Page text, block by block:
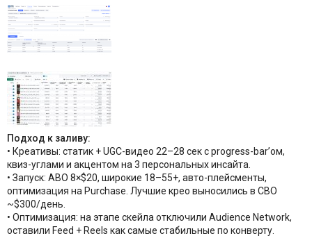
Подход к заливу:
• Креативы: статик + UGC-видео 22–28 сек с progress-bar’ом,
квиз-углами и акцентом на 3 персональных инсайта.
• Запуск: ABO 8×$20, широкие 18–55+, авто-плейсменты,
оптимизация на Purchase. Лучшие крео выносились в CBO
~$300/день.
• Оптимизация: на этапе скейла отключили Audience Network,
оставили Feed + Reels как самые стабильные по конверту.